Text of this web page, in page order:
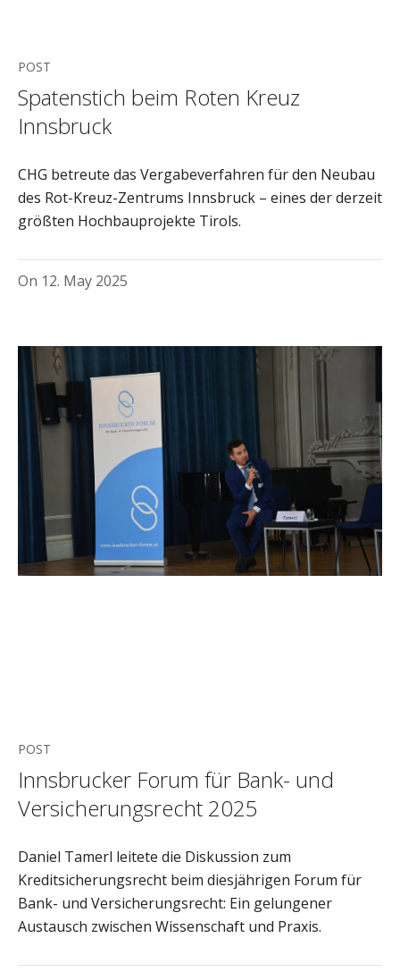
POST
Spatenstich beim Roten Kreuz
Innsbruck
CHG betreute das Vergabeverfahren für den Neubau
des Rot-Kreuz-Zentrums Innsbruck – eines der derzeit
größten Hochbauprojekte Tirols.
On 12. May 2025
POST
Innsbrucker Forum für Bank- und
Versicherungsrecht 2025
Daniel Tamerl leitete die Diskussion zum
Kreditsicherungsrecht beim diesjährigen Forum für
Bank- und Versicherungsrecht: Ein gelungener
Austausch zwischen Wissenschaft und Praxis.